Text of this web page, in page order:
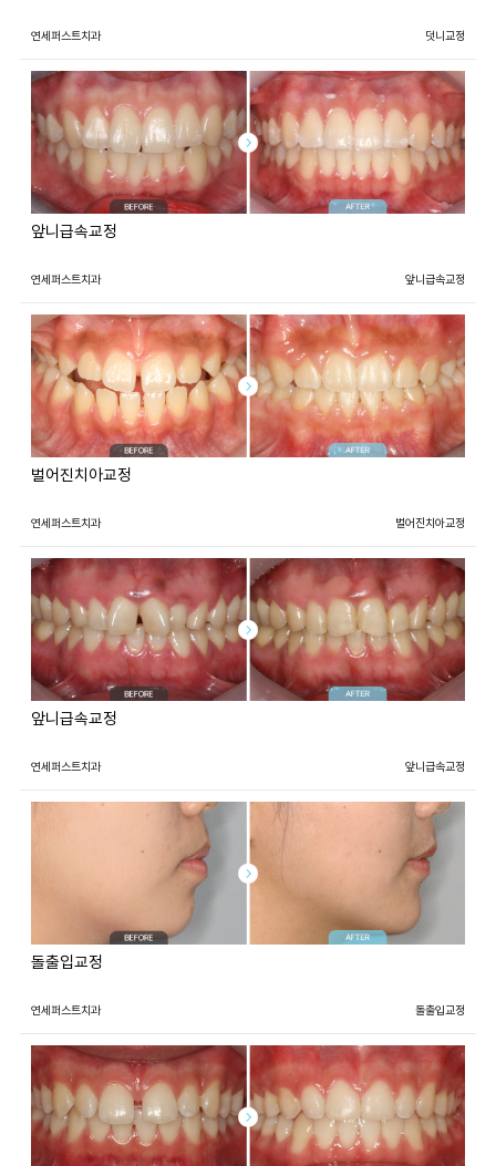
연세퍼스트치과 덧니교정
앞니급속교정
연세퍼스트치과 앞니급속교정
벌어진치아교정
연세퍼스트치과 벌어진치아교정
앞니급속교정
연세퍼스트치과 앞니급속교정
돌출입교정
연세퍼스트치과 돌출입교정